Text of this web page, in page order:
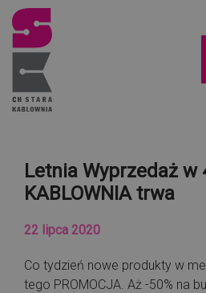
Letnia Wyprzedaż w
KABLOWNIA trwa
22 lipca 2020
Co tydzień nowe produkty w
tego PROMOCJA. Aż -50% na